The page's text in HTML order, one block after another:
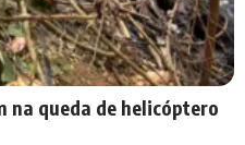
na queda de helicóptero